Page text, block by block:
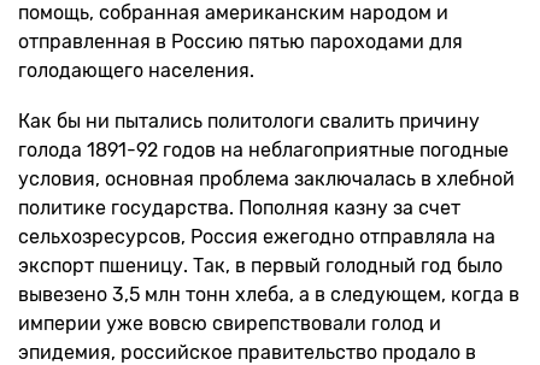
помощь, собранная американским народом и
отправленная в Россию пятью пароходами для
голодающего населения.
Как бы ни пытались политологи свалить причину
голода 1891-92 годов на неблагоприятные погодные
условия, основная проблема заключалась в хлебной
политике государства. Пополняя казну за счет
сельхозресурсов, Россия ежегодно отправляла на
экспорт пшеницу. Так, в первый голодный год было
вывезено 3,5 млн тонн хлеба, а в следующем, когда в
империи уже вовсю свирепствовали голод и
эпидемия, российское правительство продало в